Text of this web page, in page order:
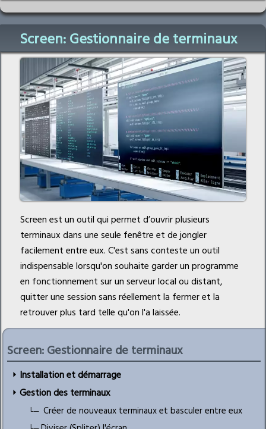
Screen: Gestionnaire de terminaux
Screen est un outil qui permet d’ouvrir plusieurs
terminaux dans une seule fenêtre et de jongler
facilement entre eux. C'est sans conteste un outil
indispensable lorsqu'on souhaite garder un programme
en fonctionnement sur un serveur local ou distant,
quitter une session sans réellement la fermer et la
retrouver plus tard telle qu'on l'a laissée.
Screen: Gestionnaire de terminaux
Installation et démarrage
Gestion des terminaux
Créer de nouveaux terminaux et basculer entre eux